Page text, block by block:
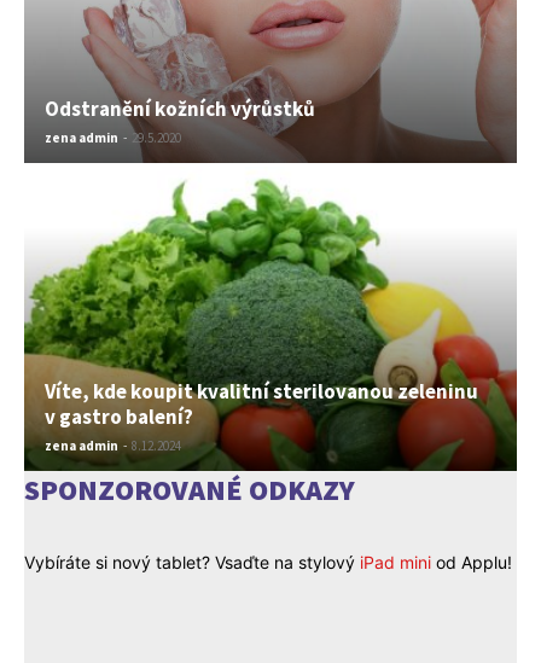
Odstranění kožních výrůstků
zena admin - 29.5.2020
Víte, kde koupit kvalitní sterilovanou zeleninu
v gastro balení?
zena admin - 8.12.2024
SPONZOROVANÉ ODKAZY
Vybíráte si nový tablet? Vsaďte na stylový iPad mini od Applu!